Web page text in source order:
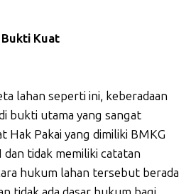
Kuat
lahan seperti ini, keberadaan
bukti utama yang sangat
Pakai yang dimiliki BMKG
tidak memiliki catatan
hukum lahan tersebut berada